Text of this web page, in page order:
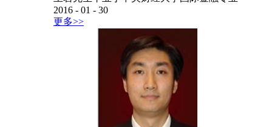
2016 - 01 - 30
更多>>